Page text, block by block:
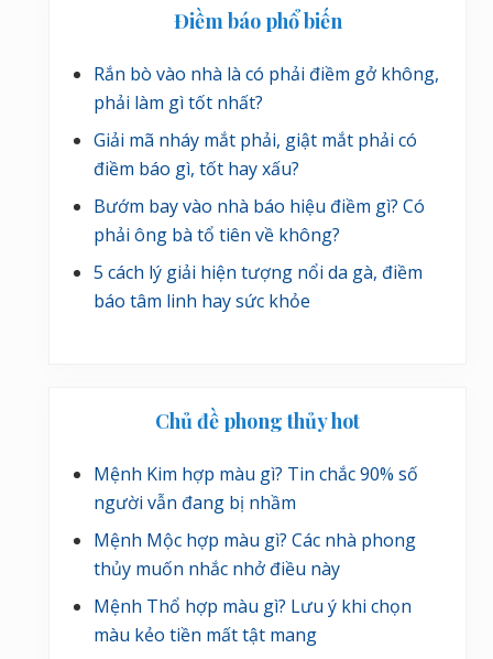
Điềm báo phổ biến
Rắn bò vào nhà là có phải điềm gở không,
phải làm gì tốt nhất?
Giải mã nháy mắt phải, giật mắt phải có
điềm báo gì, tốt hay xấu?
Bướm bay vào nhà báo hiệu điềm gì? Có
phải ông bà tổ tiên về không?
5 cách lý giải hiện tượng nổi da gà, điềm
báo tâm linh hay sức khỏe
Chủ đề phong thủy hot
Mệnh Kim hợp màu gì? Tin chắc 90% số
người vẫn đang bị nhầm
Mệnh Mộc hợp màu gì? Các nhà phong
thủy muốn nhắc nhở điều này
Mệnh Thổ hợp màu gì? Lưu ý khi chọn
màu kẻo tiền mất tật mang